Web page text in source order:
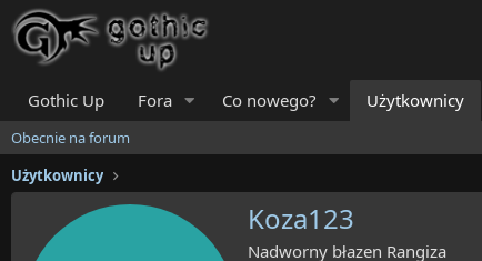
Gothic Up Fora Co nowego? Użytkownicy
Obecnie na forum
Użytkownicy
Koza123
Nadworny błazen Rangiza